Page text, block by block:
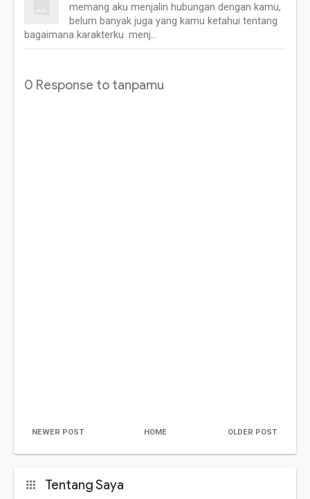
memang aku menjalin hubungan dengan kamu,
belum banyak juga yang kamu ketahui tentang
bagaimana karakterku. menj…
0 Response to tanpamu
NEWER POST OLDER POST
HOME
Tentang Saya